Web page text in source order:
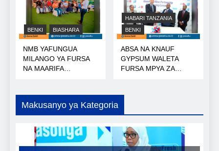
BENKI BIASHARA
NMB YAFUNGUA
MILANGO YA FURSA
NA MAARIFA
HABARI TANZANIA
BENKI
ABSA NA KNAUF
GYPSUM WALETA
FURSA MPYA ZA
Makusanyo ya Kategoria